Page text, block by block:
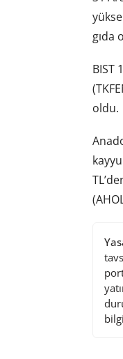
gıda
BIST
oldu.